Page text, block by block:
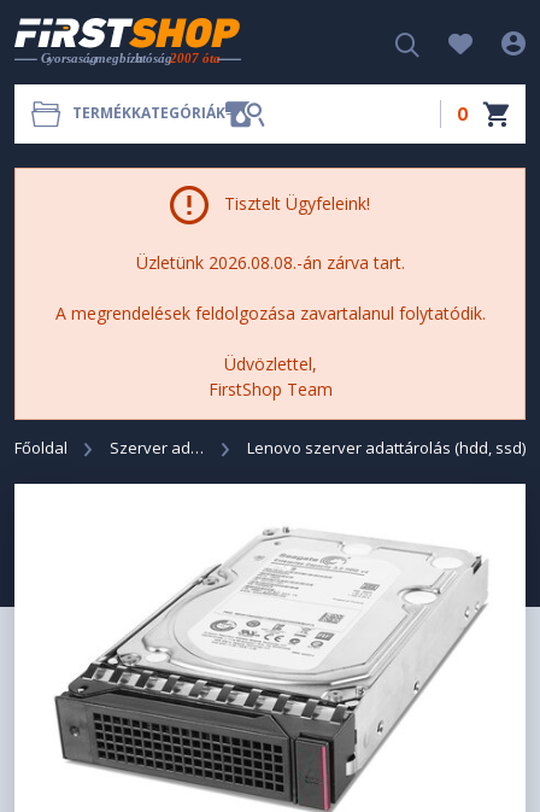
TERMÉKKATEGÓRIÁK 0
Tisztelt Ügyfeleink!
Üzletünk 2026.08.08.-án zárva tart.
A megrendelések feldolgozása zavartalanul folytatódik.
Üdvözlettel,
FirstShop Team
Főoldal Szerver adattárolás (HDD, SSD) Lenovo szerver adattárolás (hdd, ssd)